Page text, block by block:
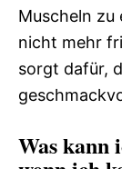
Muscheln zu
nicht mehr
sorgt dafür,
Was kann